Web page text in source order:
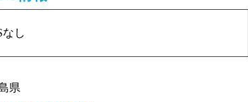
なし
県